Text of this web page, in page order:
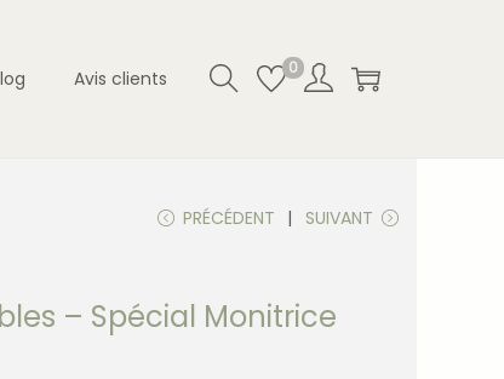
Avis clients 0
PRÉCÉDENT SUIVANT
– Spécial Monitrice